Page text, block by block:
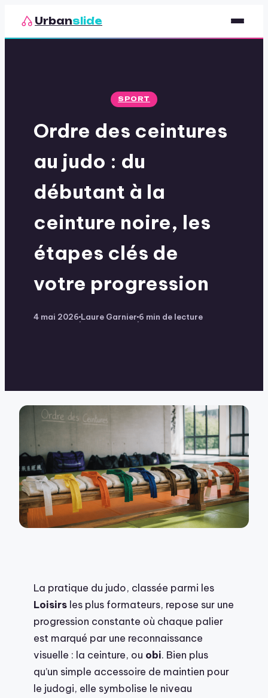
Urbanslide
Loisirs
SPORT
Ordre des ceintures
au judo : du
débutant à la
ceinture noire, les
étapes clés de
votre progression
4 mai 2026
·
Laure Garnier
·
6 min de lecture
La pratique du judo, classée parmi les
Loisirs les plus formateurs, repose sur une
progression constante où chaque palier
est marqué par une reconnaissance
visuelle : la ceinture, ou obi. Bien plus
qu’un simple accessoire de maintien pour
le judogi, elle symbolise le niveau